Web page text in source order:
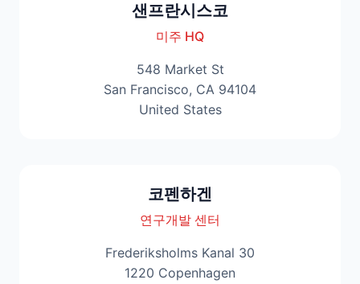
샌프란시스코
미주 HQ
548 Market St
San Francisco, CA 94104
United States
코펜하겐
연구개발 센터
Frederiksholms Kanal 30
1220 Copenhagen